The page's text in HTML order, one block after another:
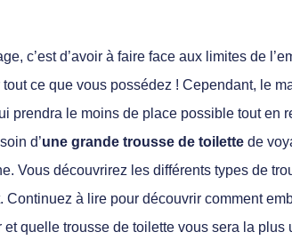
c’est d’avoir à faire face aux limites de
ce que vous possédez ! Cependant, le
prendra le moins de place possible tout en
d’une grande trousse de toilette de
Vous découvrirez les différents types de
à lire pour découvrir comment
quelle trousse de toilette vous sera la plus